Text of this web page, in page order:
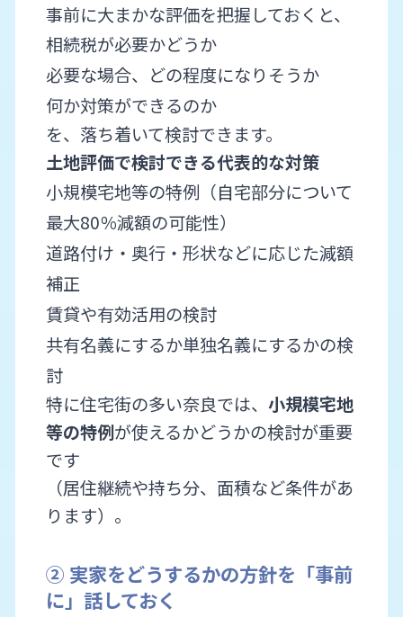
事前に大まかな評価を把握しておくと、
相続税が必要かどうか
必要な場合、どの程度になりそうか
何か対策ができるのか
を、落ち着いて検討できます。
土地評価で検討できる代表的な対策
小規模宅地等の特例（自宅部分について
最大80％減額の可能性）
道路付け・奥行・形状などに応じた減額
補正
賃貸や有効活用の検討
共有名義にするか単独名義にするかの検
討
特に住宅街の多い奈良では、 小規模宅地
等の特例が使えるかどうかの検討が重要
です
（居住継続や持ち分、面積など条件があ
ります）。
② 実家をどうするかの方針を「事前
に」話しておく